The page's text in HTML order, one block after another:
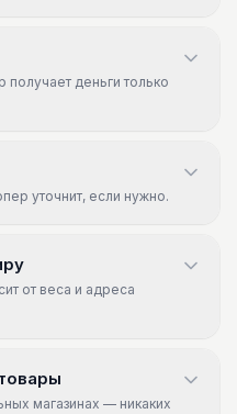
деньги только
уточнит, если нужно.
от веса и адреса
магазинах — никаких